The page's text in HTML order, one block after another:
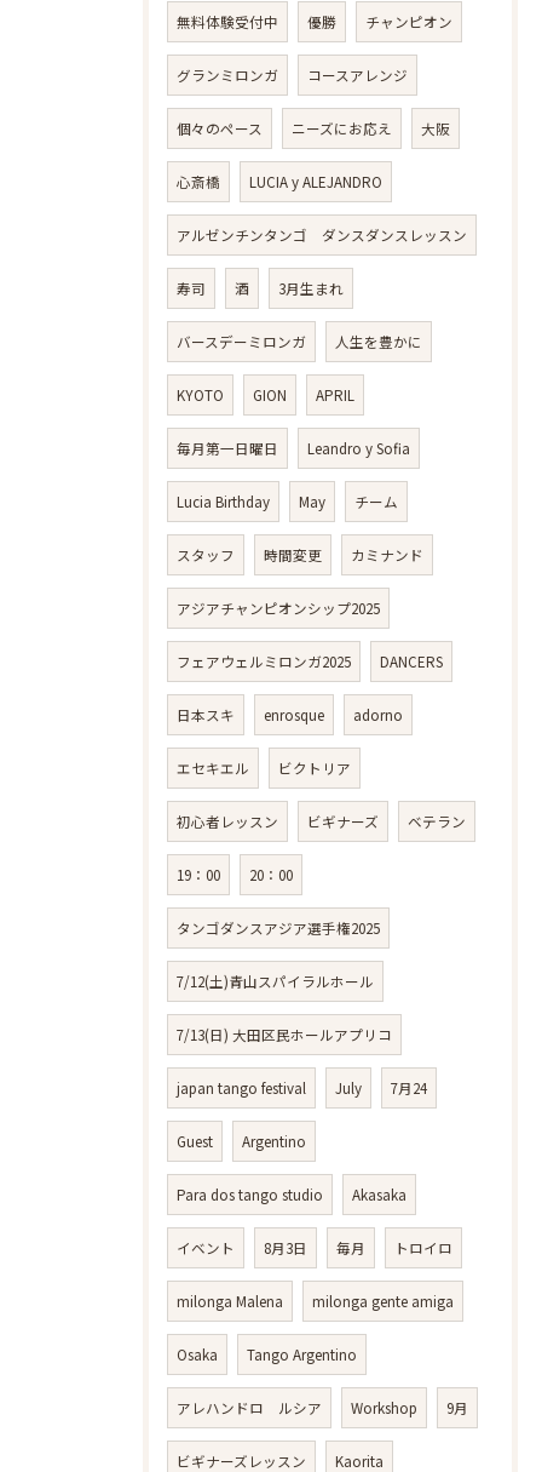
無料体験受付中 優勝 チャンピオン
グランミロンガ コースアレンジ
個々のペース ニーズにお応え 大阪
心斎橋 LUCIA y ALEJANDRO
アルゼンチンタンゴ ダンスダンスレッスン
寿司 酒 3月生まれ
バースデーミロンガ 人生を豊かに
KYOTO GION APRIL
毎月第一日曜日 Leandro y Sofia
Lucia Birthday May チーム
スタッフ 時間変更 カミナンド
アジアチャンピオンシップ2025
フェアウェルミロンガ2025 DANCERS
日本スキ enrosque adorno
エセキエル ビクトリア
初心者レッスン ビギナーズ ベテラン
19：00 20：00
タンゴダンスアジア選手権2025
7/12(土)青山スパイラルホール
7/13(日) 大田区民ホールアプリコ
japan tango festival July 7月24
Guest Argentino
Para dos tango studio Akasaka
イベント 8月3日 毎月 トロイロ
milonga Malena milonga gente amiga
Osaka Tango Argentino
アレハンドロ ルシア Workshop 9月
ビギナーズレッスン Kaorita